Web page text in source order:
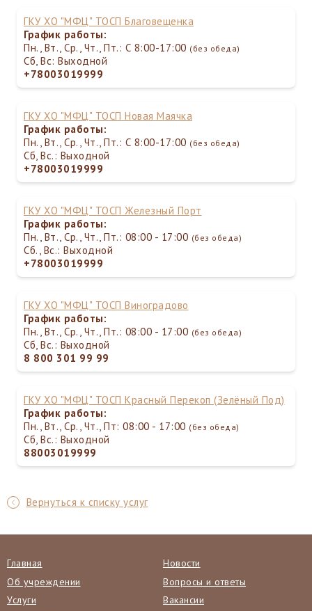
ГКУ ХО "МФЦ" ТОСП Благовещенка
График работы:
Пн., Вт., Ср., Чт., Пт.: С 8:00-17:00 (без обеда)
Сб, Вс: Выходной
+78003019999
ГКУ ХО "МФЦ" ТОСП Новая Маячка
График работы:
Пн., Вт., Ср., Чт., Пт.: С 8:00-17:00 (без обеда)
Сб, Вс.: Выходной
+78003019999
ГКУ ХО "МФЦ" ТОСП Железный Порт
График работы:
Пн., Вт., Ср., Чт., Пт.: 08:00 - 17:00 (без обеда)
Сб., Вс.: Выходной
+78003019999
ГКУ ХО "МФЦ" ТОСП Виноградово
График работы:
Пн., Вт., Ср., Чт., Пт.: 08:00 - 17:00 (без обеда)
Сб, Вс.: Выходной
8 800 301 99 99
ГКУ ХО "МФЦ" ТОСП Красный Перекоп (Зелёный Под)
График работы:
Пн., Вт., Ср., Чт., Пт: 08:00 - 17:00 (без обеда)
Сб, Вс.: Выходной
88003019999
Вернуться к списку услуг
Главная
Об учреждении
Услуги
Новости
Вопросы и ответы
Вакансии